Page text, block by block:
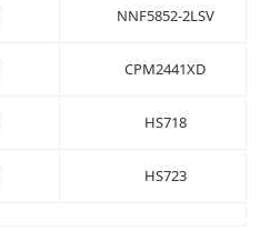
NNF5852-2LSV
CPM2441XD
HS718
HS723